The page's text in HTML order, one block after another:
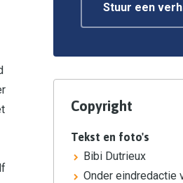
Stuur een
Copyright
Tekst en foto's
Bibi Dutrieux
Onder eindredactie